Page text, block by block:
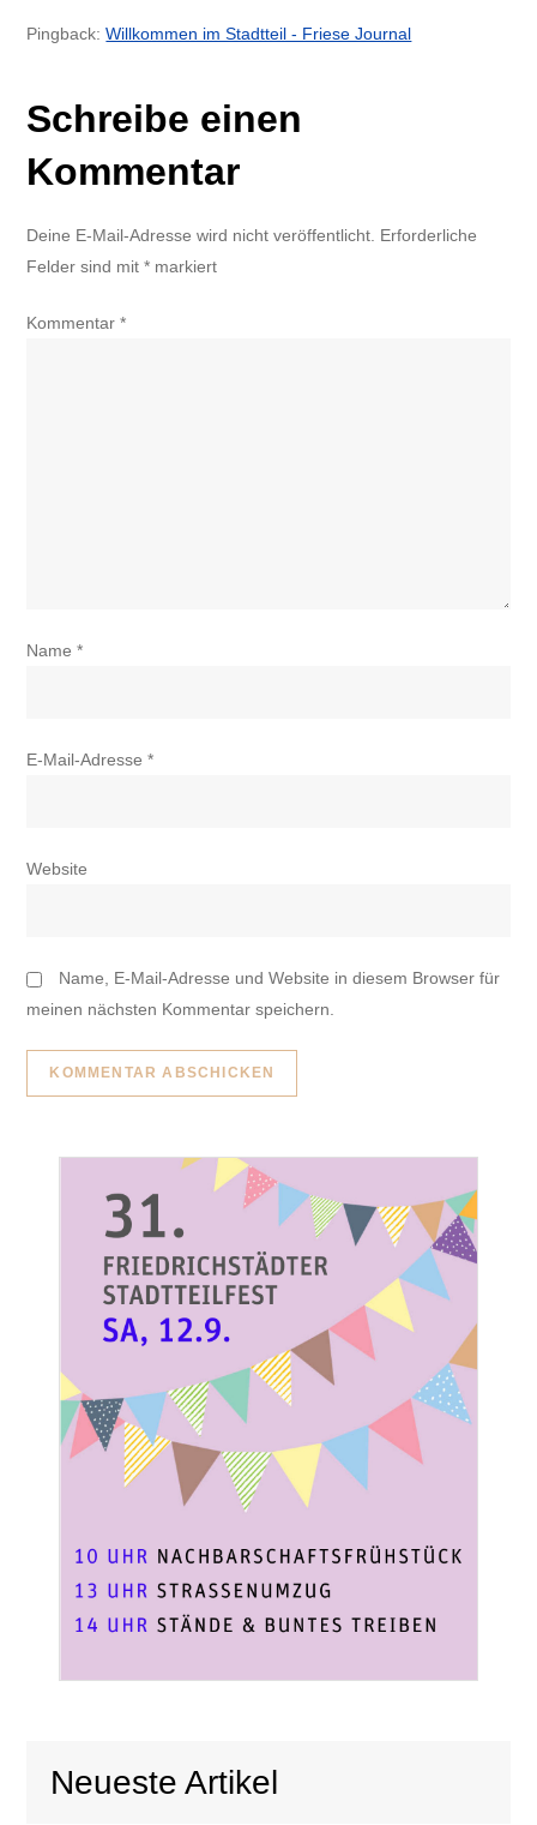
Pingback:Willkommen im Stadtteil - Friese Journal
Schreibe einen
Kommentar
Deine E-Mail-Adresse wird nicht veröffentlicht. Erforderliche
Felder sind mit* markiert
Kommentar*
Name*
E-Mail-Adresse*
Website
Name, E-Mail-Adresse und Website in diesem Browser für
meinen nächsten Kommentar speichern.
Neueste Artikel